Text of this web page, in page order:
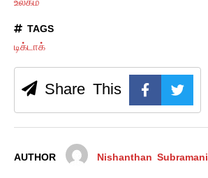
TAGS
டிக்டாக்
Share This
AUTHOR Nishanthan